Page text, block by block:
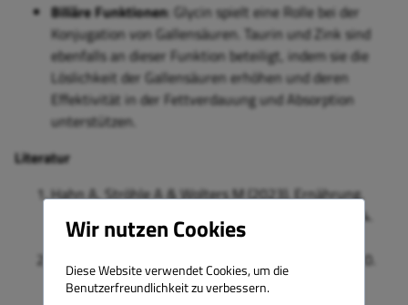
Biliäre Funktionen: Glycin spielt eine Rolle bei der
Konjugation von Gallensäuren. Taurin und Zink sind
ebenfalls an dieser Funktion beteiligt, indem sie die
Löslichkeit der Gallensäuren erhöhen und deren
Effektivität in der Fettverdauung und Absorption
unterstützen.
Literatur
Hahn A, Ströhle A & Wolters M (2023). Ernährung.
Physiologische Grundlagen, Prävention, Therapie (4.
Auflage). Wissenschaftliche Verlagsgesellschaft
Matissek R, Hahn A (2023). Lebensmittelchemie (10.
Aufl.). Springer Verlag
Wir nutzen Cookies
Diese Website verwendet Cookies, um die
Benutzerfreundlichkeit zu verbessern.